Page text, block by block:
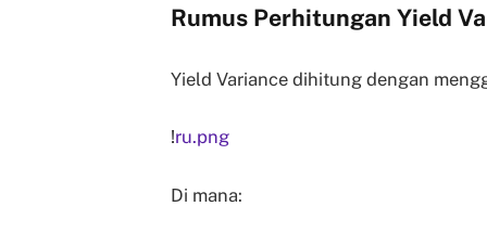
Rumus Perhitungan Yield
Yield Variance dihitung dengan
!ru.png
Di mana: